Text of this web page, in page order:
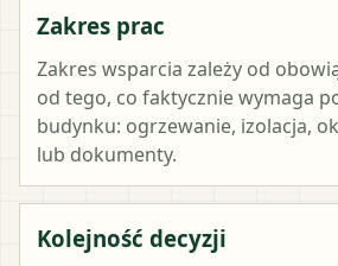
Zakres prac
Zakres wsparcia zależy od
od tego, co faktycznie wymaga
budynku: ogrzewanie, izolacja,
lub dokumenty.
Kolejność decyzji